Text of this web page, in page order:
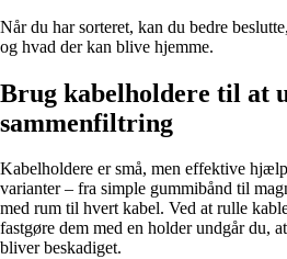
Når du har sorteret, kan du bedre
og hvad der kan blive hjemme.
Brug kabelholdere til at
sammenfiltring
Kabelholdere er små, men effektive
varianter – fra simple gummibånd til
med rum til hvert kabel. Ved at rulle
fastgøre dem med en holder undgår du,
bliver beskadiget.